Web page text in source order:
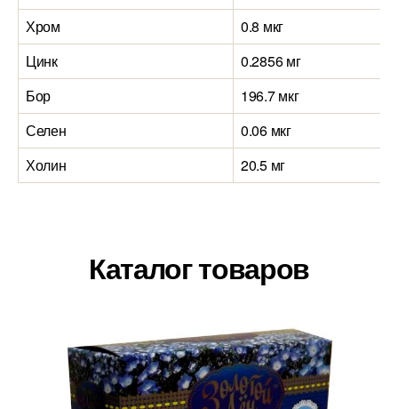
Хром
0.8 мкг
Цинк
0.2856 мг
Бор
196.7 мкг
Селен
0.06 мкг
Холин
20.5 мг
Каталог товаров